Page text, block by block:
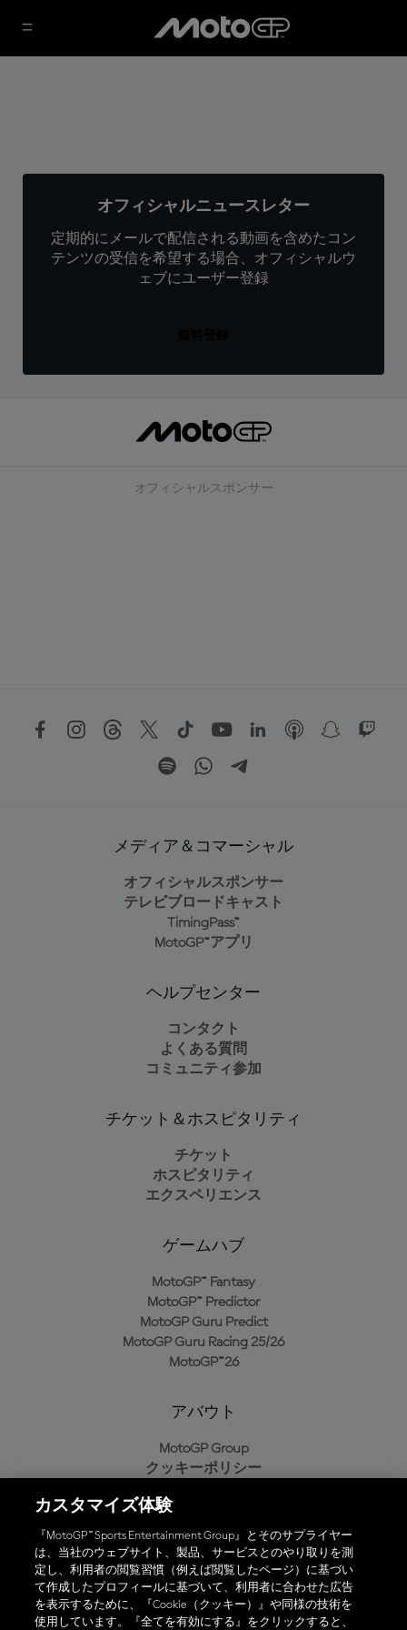
オフィシャルニュースレター
定期的にメールで配信される動画を含めたコン
テンツの受信を希望する場合、オフィシャルウ
ェブにユーザー登録
オフィシャルスポンサー
メディア＆コマーシャル
オフィシャルスポンサー
テレビブロードキャスト
TimingPass™
MotoGP™アプリ
ヘルプセンター
コンタクト
よくある質問
コミュニティ参加
チケット＆ホスピタリティ
チケット
ホスピタリティ
エクスペリエンス
ゲームハブ
MotoGP™ Fantasy
MotoGP™ Predictor
MotoGP Guru Predict
MotoGP Guru Racing 25/26
MotoGP™26
アバウト
MotoGP Group
クッキーポリシー
プライバシーポリシー
購入ポリシー
オフィシャルアプリ
カスタマイズ体験
『MotoGP™ Sports Entertainment Group』とそのサプライヤー
は、当社のウェブサイト、製品、サービスとのやり取りを測
定し、利用者の閲覧習慣（例えば閲覧したページ）に基づい
て作成したプロフィールに基づいて、利用者に合わせた広告
を表示するために、『Cookie（クッキー）』や同様の技術を
使用しています。『全てを有効にする』をクリックすると、